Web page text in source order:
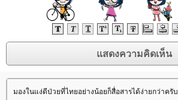
มองในแง่ดีป่วยที่ไทยอย่างน้อยก็สื่อสารได้ง่ายกว่าครับ